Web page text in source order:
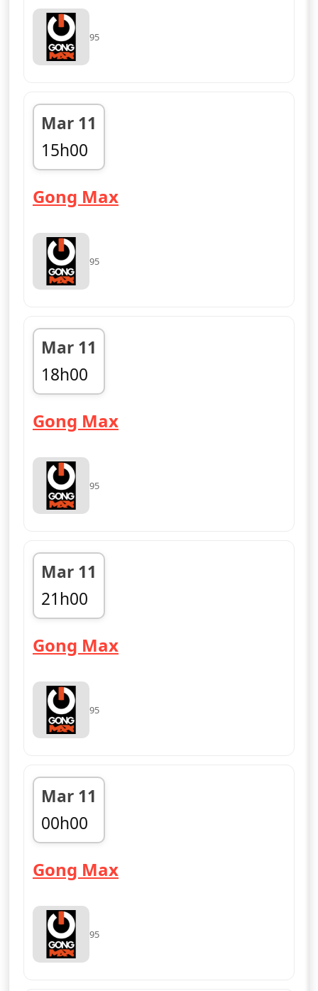
95
Mar 11
15h00
fin 18h00
Gong Max— Gong Max
95
Mar 11
18h00
fin 21h00
Gong Max— Gong Max
95
Mar 11
21h00
fin 00h00
Gong Max— Gong Max
95
Mar 11
00h00
fin 03h00
Gong Max— Gong Max
95